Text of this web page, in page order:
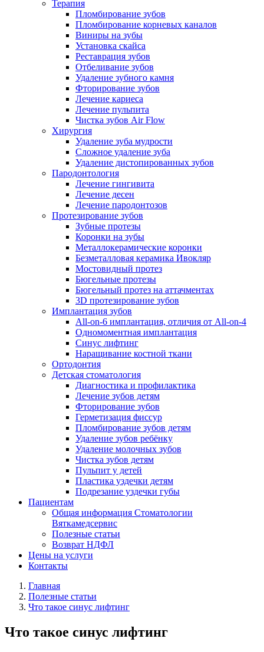
Терапия
Пломбирование зубов
Пломбирование корневых каналов
Виниры на зубы
Установка скайса
Реставрация зубов
Отбеливание зубов
Удаление зубного камня
Фторирование зубов
Лечение кариеса
Лечение пульпита
Чистка зубов Air Flow
Хирургия
Удаление зуба мудрости
Сложное удаление зуба
Удаление дистопированных зубов
Пародонтология
Лечение гингивита
Лечение десен
Лечение пародонтозов
Протезирование зубов
Зубные протезы
Коронки на зубы
Металлокерамические коронки
Безметалловая керамика Ивокляр
Мостовидный протез
Бюгельные протезы
Бюгельный протез на аттачментах
3D протезирование зубов
Имплантация зубов
All-on-6 имплантация, отличия от All-on-4
Одномоментная имплантация
Синус лифтинг
Наращивание костной ткани
Ортодонтия
Детская стоматология
Диагностика и профилактика
Лечение зубов детям
Фторирование зубов
Герметизация фиссур
Пломбирование зубов детям
Удаление зубов ребёнку
Удаление молочных зубов
Чистка зубов детям
Пульпит у детей
Пластика уздечки детям
Подрезание уздечки губы
Пациентам
Общая информация Стоматологии
Вяткамедсервис
Полезные статьи
Возврат НДФЛ
Цены на услуги
Контакты
Главная
Полезные статьи
Что такое синус лифтинг
Что такое синус лифтинг